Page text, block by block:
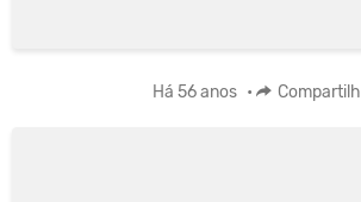
Há 56 anos •